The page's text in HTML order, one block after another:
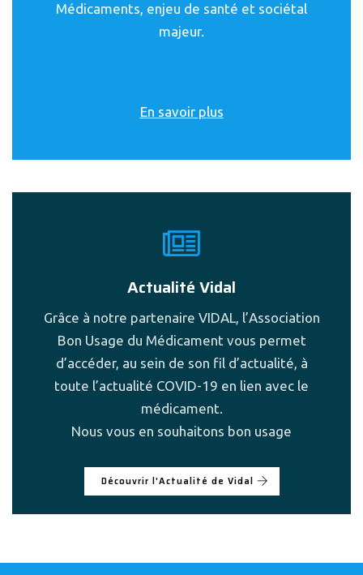
Médicaments, enjeu de santé et sociétal
majeur.
En savoir plus
Actualité Vidal
Grâce à notre partenaire VIDAL, l’Association
Bon Usage du Médicament vous permet
d’accéder, au sein de son fil d’actualité, à
toute l’actualité COVID-19 en lien avec le
médicament.
Nous vous en souhaitons bon usage
Découvrir l'Actualité de Vidal